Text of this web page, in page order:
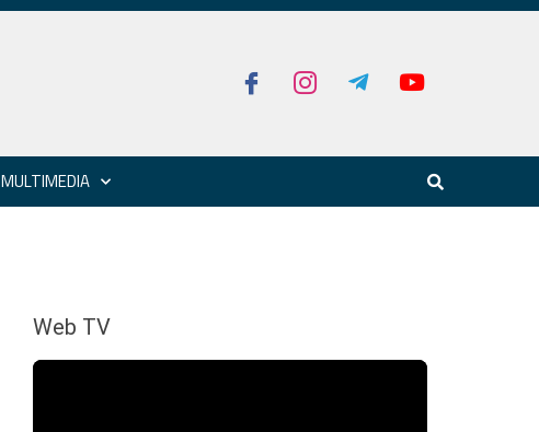
MULTIMEDIA
Web TV